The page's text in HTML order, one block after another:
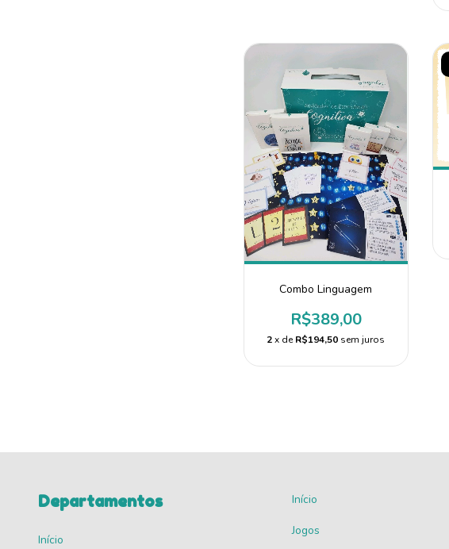
Combo Linguagem
R$389,00
2 x deR$194,50 sem juros
Departamentos
Início
Início
Jogos